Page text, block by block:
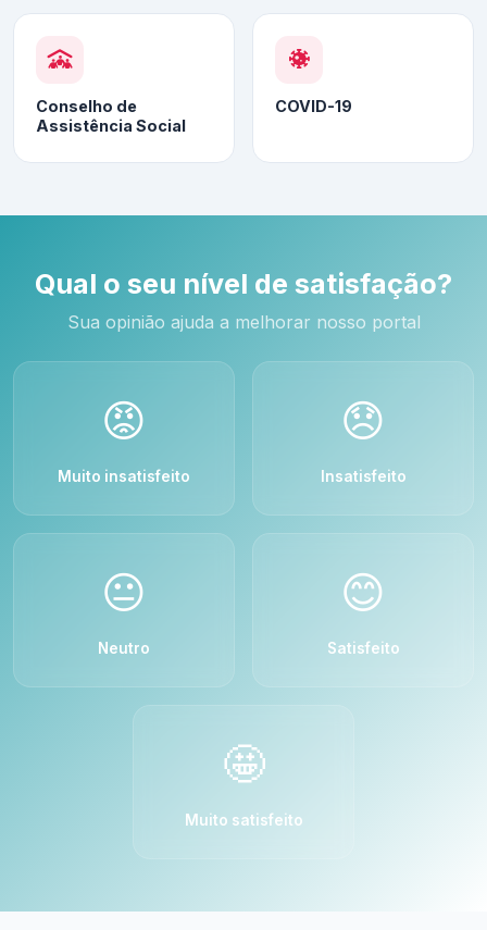
Conselho de
Assistência Social
COVID-19
Qual o seu nível de satisfação?
Sua opinião ajuda a melhorar nosso portal
😡
Muito insatisfeito
😞
Insatisfeito
😐
Neutro
😊
Satisfeito
🤩
Muito satisfeito